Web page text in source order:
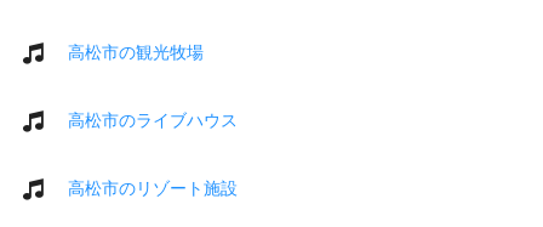
高松市の観光牧場
高松市のライブハウス
高松市のリゾート施設